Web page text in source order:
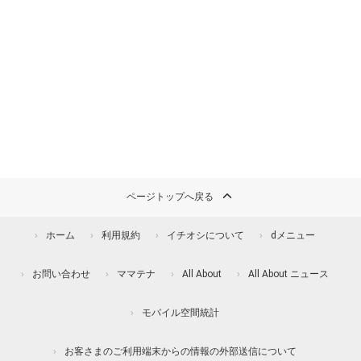
ページトップへ戻る
ホーム 利用規約 イチオシについて dメニュー
お問い合わせ ママテナ All About All About ニュース
モバイル空間統計
お客さまのご利用端末からの情報の外部送信について